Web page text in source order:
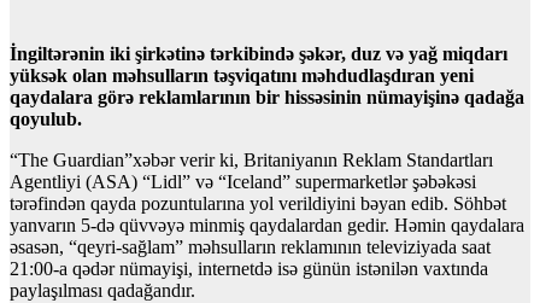
İngiltərənin iki şirkətinə tərkibində şəkər, duz və yağ miqdarı
yüksək olan məhsulların təşviqatını məhdudlaşdıran yeni
qaydalara görə reklamlarının bir hissəsinin nümayişinə qadağa
qoyulub.
“The Guardian”xəbər verir ki, Britaniyanın Reklam Standartları
Agentliyi (ASA) “Lidl” və “Iceland” supermarketlər şəbəkəsi
tərəfindən qayda pozuntularına yol verildiyini bəyan edib. Söhbət
yanvarın 5-də qüvvəyə minmiş qaydalardan gedir. Həmin qaydalara
əsasən, “qeyri-sağlam” məhsulların reklamının televiziyada saat
21:00-a qədər nümayişi, internetdə isə günün istənilən vaxtında
paylaşılması qadağandır.